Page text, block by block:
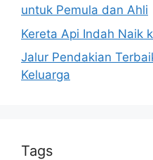
untuk Pemula dan Ahli
Kereta Api Indah Naik
Jalur Pendakian
Keluarga
Tags